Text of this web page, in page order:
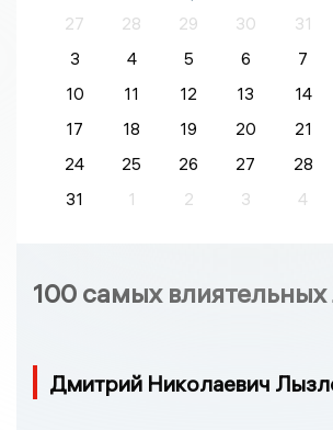
27
28 29 30 31
3
4 5 6 7
10
11 12 13 14
17
18 19 20 21
24
25 26 27 28
31
1 2 3 4
100 самых
Дмитрий Николаевич